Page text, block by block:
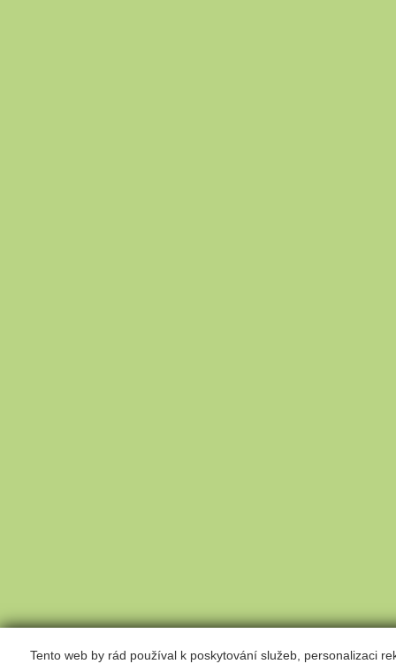
Tento web by rád používal k poskytování služeb, personalizaci